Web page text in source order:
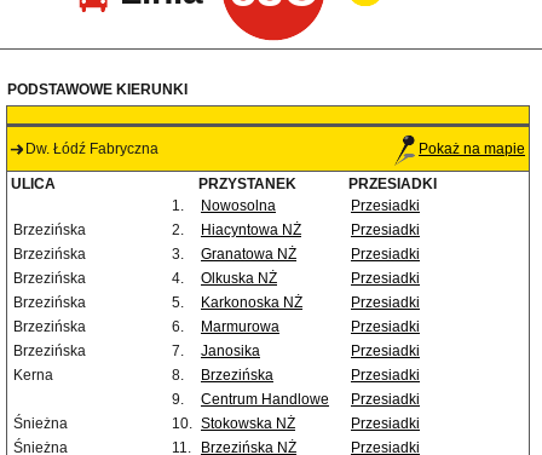
PODSTAWOWE KIERUNKI
Dw. Łódź Fabryczna Pokaż na mapie
ULICA PRZYSTANEK
PRZESIADKI
1.
Nowosolna
Przesiadki
Brzezińska
2. Hiacyntowa NŻ
Przesiadki
Brzezińska
3. Granatowa NŻ
Przesiadki
Brzezińska
4. Olkuska NŻ
Przesiadki
Brzezińska
5. Karkonoska NŻ
Przesiadki
Brzezińska
6. Marmurowa
Przesiadki
Brzezińska
7. Janosika
Przesiadki
Kerna
8. Brzezińska
Przesiadki
9.
Centrum Handlowe
Przesiadki
Śnieżna
10. Stokowska NŻ
Przesiadki
Śnieżna
11. Brzezińska NŻ Przesiadki